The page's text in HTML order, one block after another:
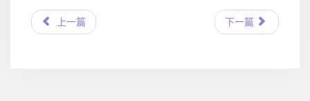
上一篇 下一篇